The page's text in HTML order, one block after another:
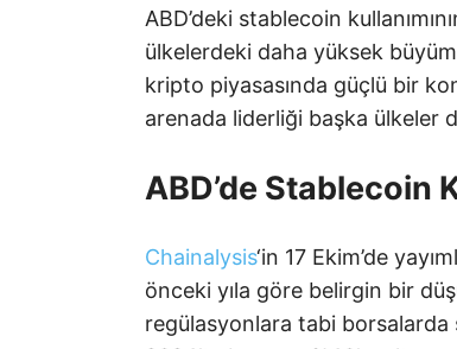
ABD’deki stablecoin
ülkelerdeki daha yüksek
kripto piyasasında güçlü bir
arenada liderliği başka ülkeler
ABD’de Stablecoin
Chainalysis‘in 17 Ekim’de
önceki yıla göre belirgin bir
regülasyonlara tabi borsalarda